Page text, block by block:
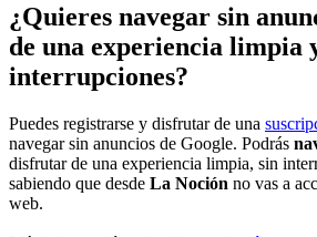
¿Quieres navegar sin
de una experiencia limpia
interrupciones?
Puedes registrarse y disfrutar de una
navegar sin anuncios de Google. Podrás
disfrutar de una experiencia limpia, sin
sabiendo que desde La Noción no vas a
web.